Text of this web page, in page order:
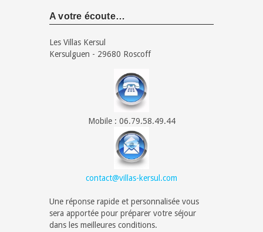
A votre écoute…
Les Villas Kersul
Kersulguen - 29680 Roscoff
Mobile : 06.79.58.49.44
contact@villas-kersul.com
Une réponse rapide et personnalisée vous
sera apportée pour préparer votre séjour
dans les meilleures conditions.